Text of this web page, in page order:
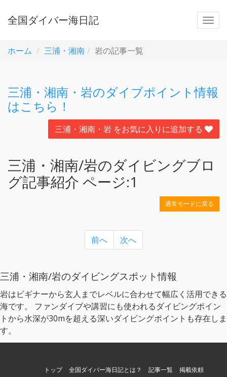
全国ダイバー海日記
ホーム 三浦・湘南 岩の記事一覧
三浦・湘南・岩のダイブポイント情報
はこちら！
三浦・湘南・岩 をお気に入りに追加する
三浦・湘南/岩のダイビングブロ
グ記事紹介 ページ:1
通常モードに戻る
前へ 次へ
三浦・湘南/岩のダイビングスポット情報
岩はビギナーから玄人までレベルに合わせて幅広く活用できる
海です。 ファンダイブや講習にも使われるダイビングポイン
トから水深が30mを超える深いダイビングポイントも存在しま
す。
トップ 全国ダイバー海日記とは？ 記事一覧 掲載依頼